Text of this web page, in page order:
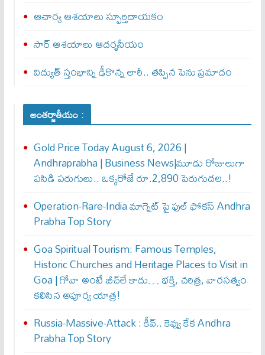
ఆచార్య ఆశయాలు స్ఫూర్తిదాయకం
సార్ ఆశయాలు ఆదర్శనీయం
విద్యుత్ స్తంభాన్ని ఢీకొన్న లారీ.. తప్పిన పెను ప్రమాదం
అంతర్జాతీయం :
Gold Price Today August 6, 2026 |
Andhraprabha | Business News|మూడు రోజులుగా
పసిడి పరుగులు.. ఒక్కరోజే రూ.2,890 పెరుగుద‌ల‌..!
Operation-Rare-India మాగ్నెట్ పై ఫుల్ ఫోక‌స్ Andhra
Prabha Top Story
Goa Spiritual Tourism: Famous Temples,
Historic Churches and Heritage Places to Visit in
Goa | గోవా అంటే బీచ్‌లే కాదు… భక్తి, చరిత్ర, వారసత్వం
కలిసిన అపూర్వ యాత్ర!
Russia-Massive-Attack : కీవ్‌.. కెవ్వు కేక‌ Andhra
Prabha Top Story